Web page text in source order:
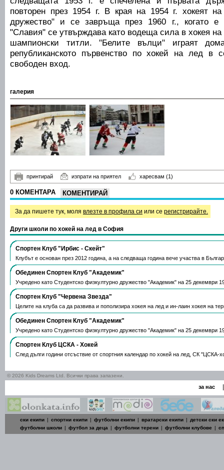
повторен през 1954 г. В края на 1954 г. хокеят
дружество" и се завръща през 1960 г., когато е
"Славия" се утвърждава като водеща сила в хокея
шампионски титли. "Белите вълци" играят
републиканското първенство по хокей на лед в
свободен вход.
галерия
принтирай изпрати на приятел харесвам (1)
0 КОМЕНТАРА КОМЕНТИРАЙ
За да пишете тук, моля влезте в профила си или се регистрирайте.
Други школи по хокей на лед в София
Спортен Клуб "Ирбис - Скейт"
Клубът е основан през 2012 година, а на следваща година вече участва в
Обединен Спортен Клуб "Академик"
Учредено като Студентско физкултурно дружество "Академик" на 25 декември
Спортен Клуб "Червена Звезда"
Целитe на клуба са да развива и пополизира хокея на лед и ин-лаин хокея на
Обединен Спортен Клуб "Академик"
Учредено като Студентско физкултурно дружество "Академик" на 25 декември
Спортен Клуб ЦСКА - Хокей
След дълги години отсъствие от спортния календар по хокей на лед, СК "ЦСКА-
© 2026 Kids Dreams Ltd. Всички права запазени.
за нас |
ски екипи | спортни екипи | футболни екипи | вратарски екипи |
детски ски
футболни школи | футбол за деца | футболни терени | футболни клубове |